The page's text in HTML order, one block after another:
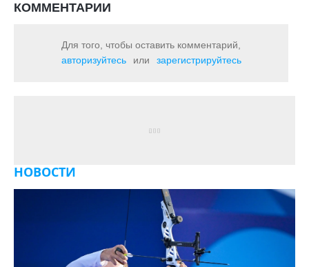
КОММЕНТАРИИ
Для того, чтобы оставить комментарий,
авторизуйтесь
или зарегистрируйтесь
НОВОСТИ